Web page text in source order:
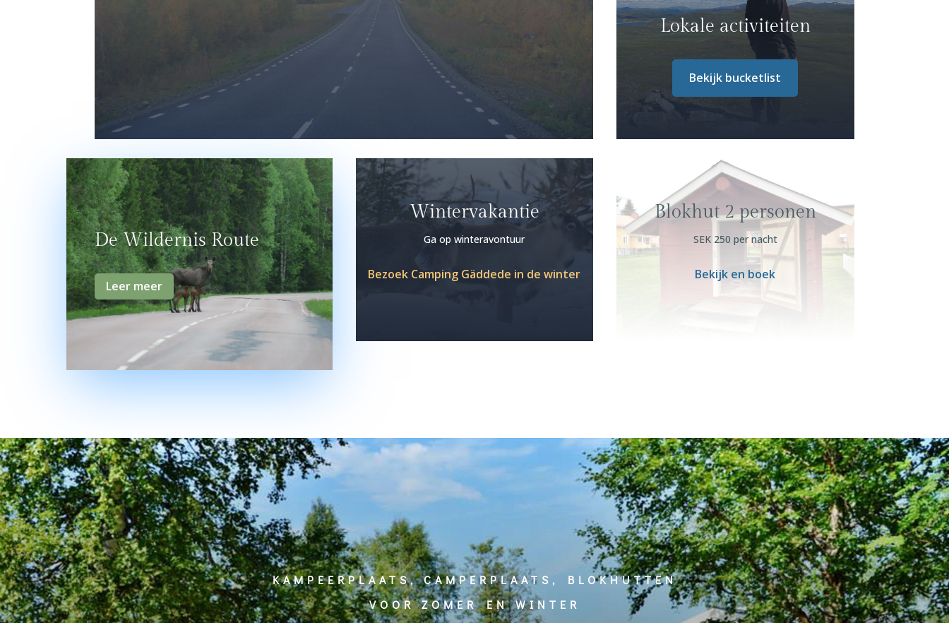
Lokale activiteiten
Bekijk bucketlist
De Wildernis Route
Leer meer
Wintervakantie
Ga op winteravontuur
Bezoek Camping Gäddede in de winter
Blokhut 2 personen
SEK 250 per nacht
Bekijk en boek
KAMPEERPLAATS, CAMPERPLAATS, BLOKHUTTEN
VOOR ZOMER EN WINTER